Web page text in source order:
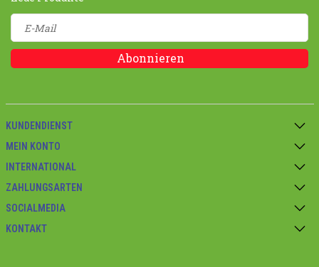
Abonnieren
KUNDENDIENST
MEIN KONTO
INTERNATIONAL
ZAHLUNGSARTEN
SOCIALMEDIA
KONTAKT